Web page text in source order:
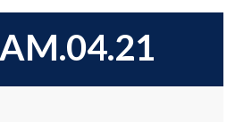
AM.04.21